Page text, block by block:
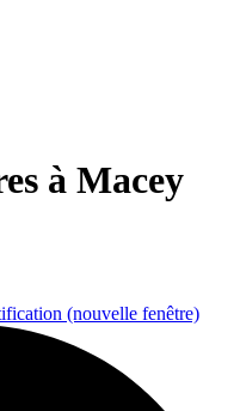
à Macey
(nouvelle fenêtre)